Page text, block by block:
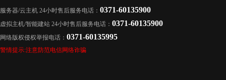
服务器/云主机 24小时售后服务电话： 0371-60135900
虚拟主机/智能建站 24小时售后服务电话： 0371-60135900
网络版权侵权举报电话： 0371-60135995
警情提示:注意防范电信网络诈骗